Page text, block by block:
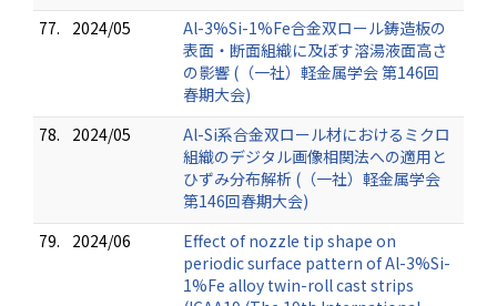
77.
2024/05
Al-3%Si-1%Fe合金双ロール鋳造板の
表面・断面組織に及ぼす溶湯液面高さ
の影響 (（一社）軽金属学会 第146回
春期大会)
78.
2024/05
Al-Si系合金双ロール材におけるミクロ
組織のデジタル画像相関法への適用と
ひずみ分布解析 (（一社）軽金属学会
第146回春期大会)
79.
2024/06
Effect of nozzle tip shape on
periodic surface pattern of Al-3%Si-
1%Fe alloy twin-roll cast strips